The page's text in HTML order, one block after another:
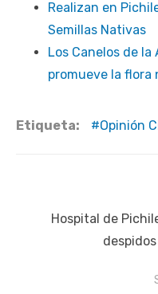
Realizan en
Semillas Nativas
Los Canelos de
promueve la flora
Etiqueta: Opinión
Publicación
Hospital de